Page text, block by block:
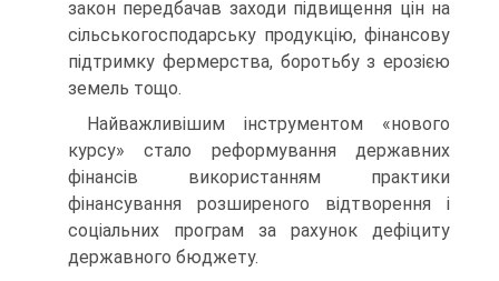
закон передбачав заходи підвищення цін на
сільськогосподарську продукцію, фінансову
підтримку фермерства, боротьбу з ерозією
земель тощо.
Найважливішим інструментом «нового
курсу» стало реформу­вання державних
фінансів використанням практики
фінансування розширеного відтворення і
соціальних програм за рахунок дефіциту
державного бюджету.